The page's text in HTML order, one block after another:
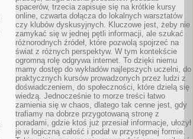
spacerów, trzecia zapisuje się na krótkie kursy
online, czwarta dołącza do lokalnych warsztatów
czy klubów dyskusyjnych. Kluczowe jest, żeby nie
zamykać się w jednej pętli informacji, ale szukać
różnorodnych źródeł, które pozwolą spojrzeć na
świat z różnych perspektyw. W tym kontekście
ogromną rolę odgrywa internet. To dzięki niemu
mamy dostęp do wykładów najlepszych uczelni, do
praktycznych kursów prowadzonych przez ludzi z
doświadczeniem, do społeczności, które dzielą się
wiedzą. Jednocześnie to morze treści łatwo
zamienia się w chaos, dlatego tak cenne jest, gdy
trafiamy na dobrze przygotowaną stronę z
poradami, gdzie ktoś już przesiał informacje, ułożył
je w logiczną całość i podał w przystępnej formie.